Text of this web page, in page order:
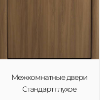
Межкомнатные двери
Стандарт глухое